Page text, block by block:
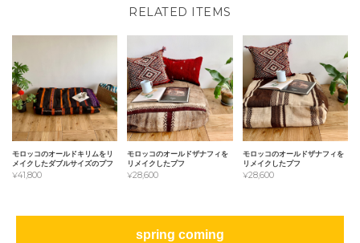
RELATED ITEMS
モロッコのオールドキリムをリ
メイクしたダブルサイズのプフ
¥41,800
モロッコのオールドザナフィを
リメイクしたプフ
¥28,600
モロッコのオールドザナフィを
リメイクしたプフ
¥28,600
spring coming